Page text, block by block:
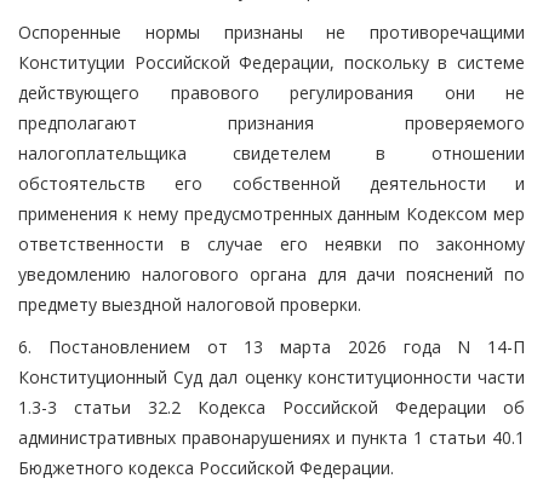
Оспоренные нормы признаны не противоречащими
Конституции Российской Федерации, поскольку в системе
действующего правового регулирования они не
предполагают признания проверяемого
налогоплательщика свидетелем в отношении
обстоятельств его собственной деятельности и
применения к нему предусмотренных данным Кодексом мер
ответственности в случае его неявки по законному
уведомлению налогового органа для дачи пояснений по
предмету выездной налоговой проверки.
6. Постановлением от 13 марта 2026 года N 14-П
Конституционный Суд дал оценку конституционности части
1.3-3 статьи 32.2 Кодекса Российской Федерации об
административных правонарушениях и пункта 1 статьи 40.1
Бюджетного кодекса Российской Федерации.